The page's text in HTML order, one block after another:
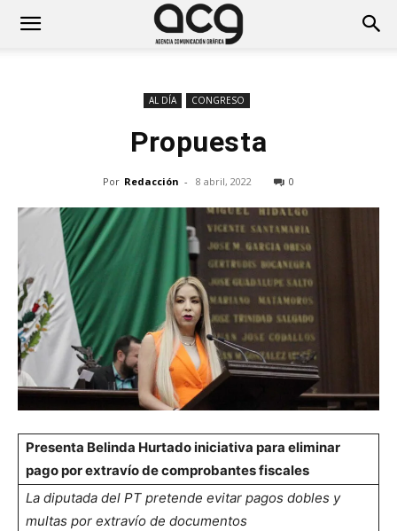
AL DÍA CONGRESO
Propuesta
Por Redacción - 8 abril, 2022 0
Presenta Belinda Hurtado iniciativa para eliminar
pago por extravío de comprobantes fiscales
La diputada del PT pretende evitar pagos dobles y
multas por extravío de documentos